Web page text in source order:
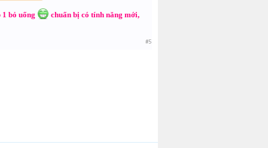
bỏ uổng chuẩn bị có tính năng mới,
#5